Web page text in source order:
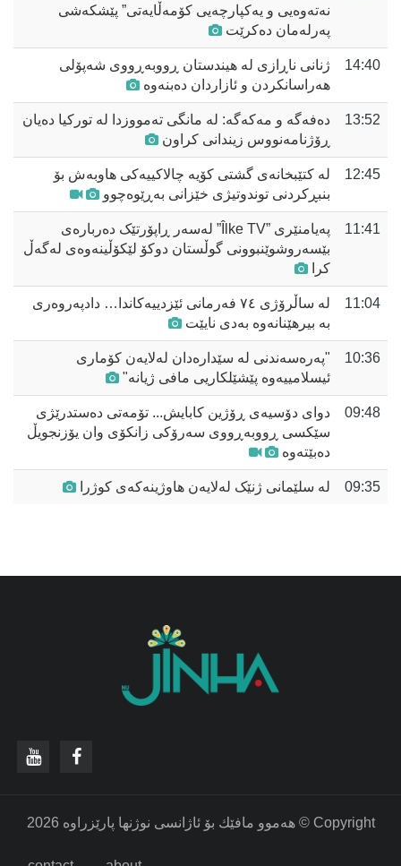
نەتەوەیی و یەکپارچەیی کۆمەڵایەتی” پێشکەشی
پەرلەمان دەکرێت
14:40
ژنانی ناڕازی لە هیندستان ڕووبەڕووی شەپۆلی
هەراسانکردن و ئازاردان دەبنەوە
13:52
دەفەگە و مەکەگە: لە مانگی تەمووزدا لە تورکیا دەیان
ڕۆژنامەنووس زیندانی کراون
12:45
لە کتێبخانەى گشتى کۆیە چالاکییەکی هاوبەش بۆ
بنبڕکردنی توندوتیژی خێزانی بەڕێوەچوو
11:41
پەیامنێری ”Îlke TV” لەسەر ڕاپۆرتێک دەربارەی
بێسەروشوێنبوونی گوڵستان دوکۆ لێکۆڵینەوەی لەگەڵ
کرا
11:04
لە ساڵرۆژی ٧٤ فەرمانی ئێزدییەکاندا… دادپەروەری
بە بیرهێنانەوە بەدی نایێت
10:36
"پەرەسەندنی لە سێدارەدان لەلایەن کۆماری
ئیسلامییەوە پێشێلکاریی مافی ژیانە"
09:48
دوای دۆسیەی ڕۆژین كابايش... تۆمه‌تی دەستدرێژی
سێكسی ڕووبەڕووی سەرۆکی زانکۆی وان یۆزنجویڵ
دەبێتەوە
09:35 لە سلێمانی ژنێک لەلایەن هاوژینەکەی کوژرا
‫Copyright © هه‌موو مافێك بۆ ئاژانسی نوژنها پارێزراوه‌ 2026